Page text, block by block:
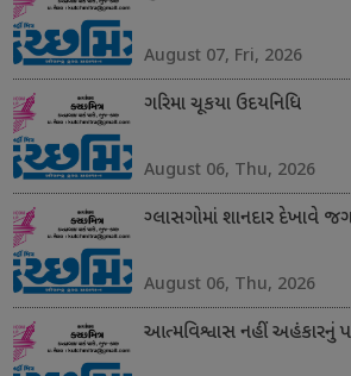
August 07, Fri, 2026
ગરિમા ચૂકયા ઉદયનિધિ
August 06, Thu, 2026
ગ્લાસગોમાં શાનદાર દેખાવે
August 06, Thu, 2026
આત્મવિશ્વાસ નહીં અહંકારનું